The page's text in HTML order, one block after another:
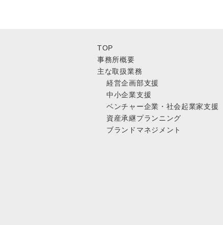
TOP
事務所概要
主な取扱業務
経営企画部支援
中小企業支援
ベンチャー企業・社会起業家支援
資産承継プランニング
ブランドマネジメント